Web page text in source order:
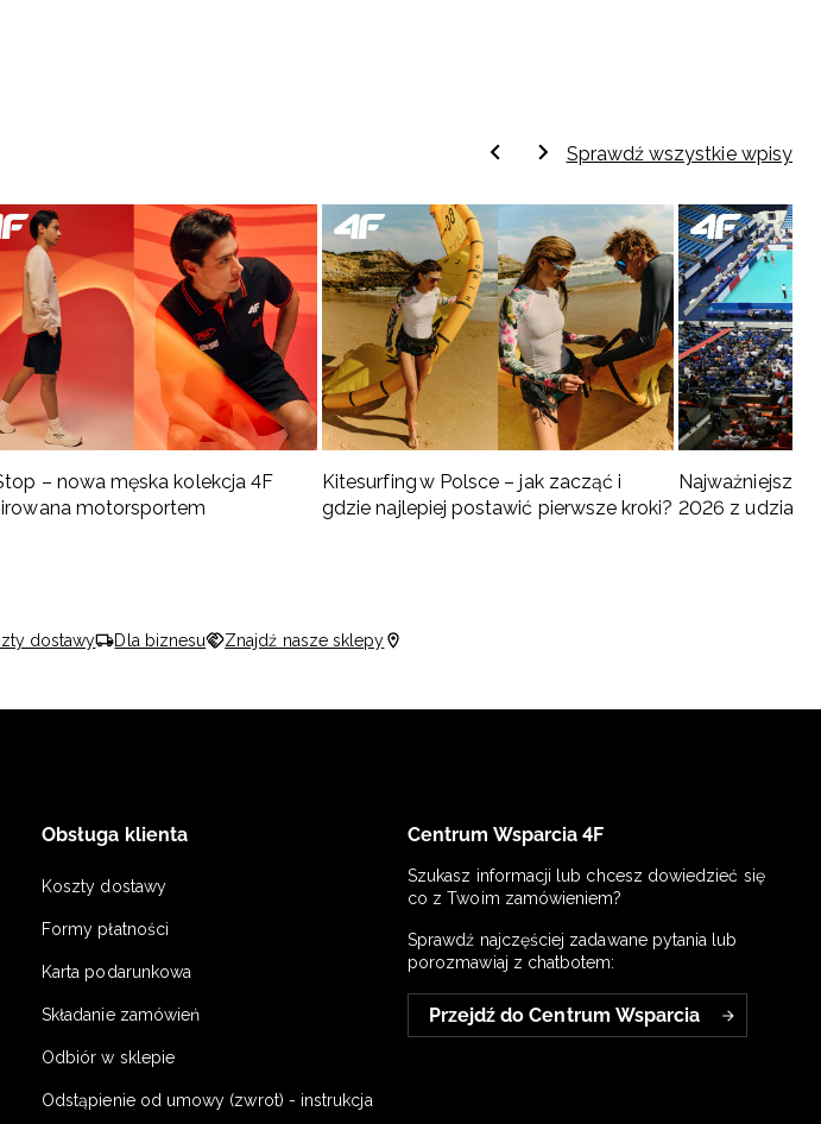
Sprawdź wszystkie wpisy
– nowa męska kolekcja 4F
motorsportem
Kitesurfing w Polsce – jak zacząć i
gdzie najlepiej postawić pierwsze kroki?
Najważniejsze
2026 z
dostawy Dla biznesu Znajdź nasze sklepy
Obsługa klienta
Koszty dostawy
Formy płatności
Karta podarunkowa
Składanie zamówień
Odbiór w sklepie
Odstąpienie od umowy (zwrot) - instrukcja
Centrum Wsparcia 4F
Szukasz informacji lub chcesz dowiedzieć się
co z Twoim zamówieniem?
Sprawdź najczęściej zadawane pytania lub
porozmawiaj z chatbotem:
Przejdź do Centrum Wsparcia